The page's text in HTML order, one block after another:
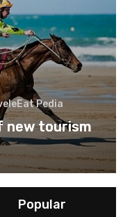
Pedia
new tourism
Popular